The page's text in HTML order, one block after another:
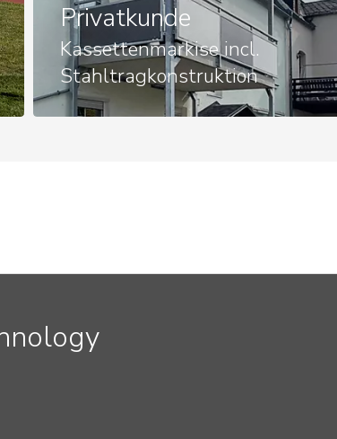
Privatkunde
Kassettenmarkise incl.
Stahltragkonstruktion